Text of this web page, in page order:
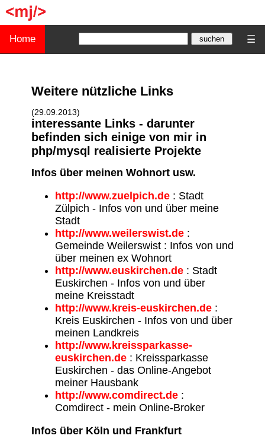
Home ☰
Weitere nützliche Links
(29.09.2013)
interessante Links - darunter
befinden sich einige von mir in
php/mysql realisierte Projekte
Infos über meinen Wohnort usw.
http://www.zuelpich.de: Stadt
Zülpich - Infos von und über meine
Stadt
http://www.weilerswist.de:
Gemeinde Weilerswist : Infos von und
über meinen ex Wohnort
http://www.euskirchen.de: Stadt
Euskirchen - Infos von und über
meine Kreisstadt
http://www.kreis-euskirchen.de:
Kreis Euskirchen - Infos von und über
meinen Landkreis
http://www.kreissparkasse-
euskirchen.de: Kreissparkasse
Euskirchen - das Online-Angebot
meiner Hausbank
http://www.comdirect.de:
Comdirect - mein Online-Broker
Infos über Köln und Frankfurt